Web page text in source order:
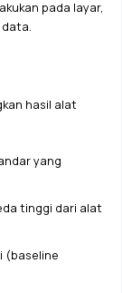
pada layar,
hasil alat
yang
tinggi dari alat
(baseline